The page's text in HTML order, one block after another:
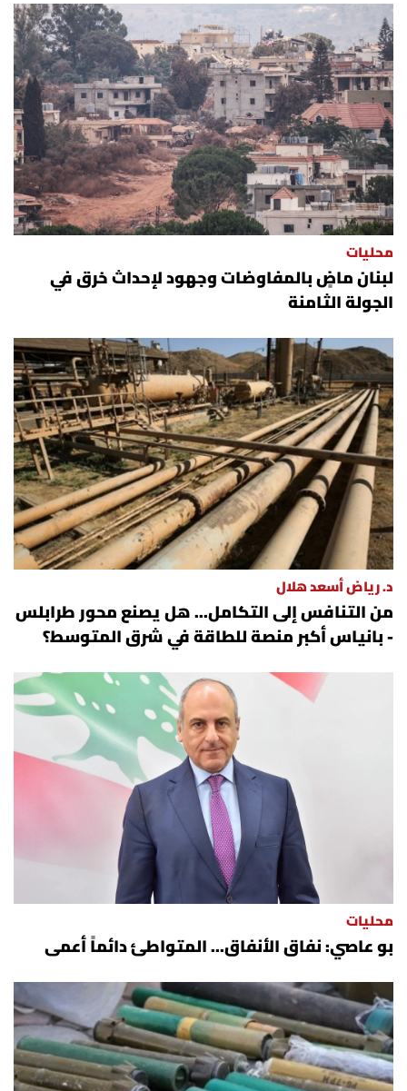
محليات
لبنان ماضٍ بالمفاوضات وجهود لإحداث خرق في
الجولة الثامنة
د. رياض أسعد هلال
من التنافس إلى التكامل... هل يصنع محور طرابلس
- بانياس أكبر منصة للطاقة في شرق المتوسط؟
محليات
بو عاصي: نفاق الأنفاق... المتواطئ دائماً أعمى